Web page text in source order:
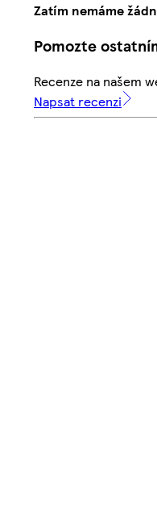
Zatím nemáme
Pomozte
Recenze na našem
Napsat recenzi